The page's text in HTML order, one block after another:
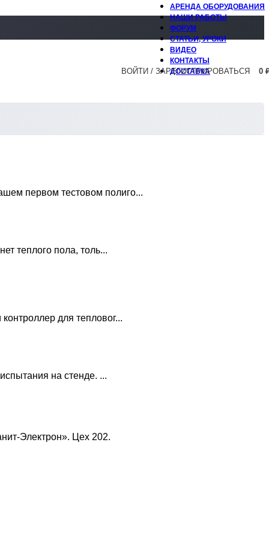
АРЕНДА ОБОРУДОВАНИЯ
НАШИ РАБОТЫ
ФОРУМ
СТАТЬИ, УРОКИ
ВИДЕО
КОНТАКТЫ
ДОСТАВКА
ВОЙТИ / ЗАРЕГИСТРИРОВАТЬСЯ 0
первом тестовом полиго...
теплого пола, толь...
для тепловог...
на стенде. ...
Электрон». Цех 202.